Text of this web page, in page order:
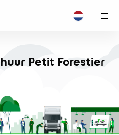
Petit Forestier